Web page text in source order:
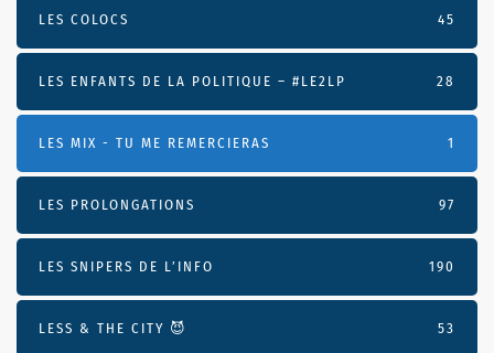
LES COLOCS 45
LES ENFANTS DE LA POLITIQUE – #LE2LP 28
LES MIX - TU ME REMERCIERAS 1
LES PROLONGATIONS 97
LES SNIPERS DE L’INFO 190
LESS & THE CITY 😈 53